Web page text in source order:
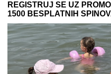
Митрополиту Методију у